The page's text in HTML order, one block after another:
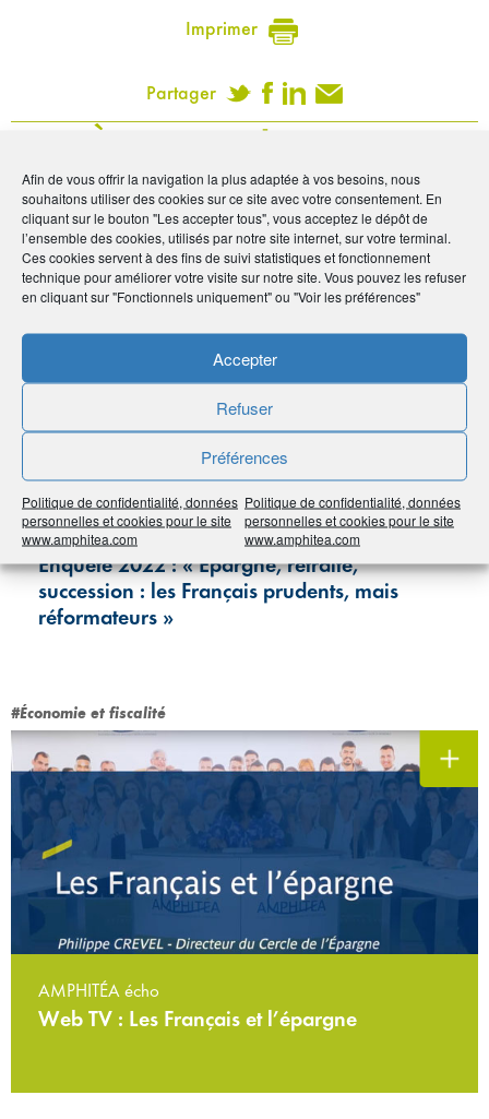
Afin de vous offrir la navigation la plus adaptée à vos besoins, nous
souhaitons utiliser des cookies sur ce site avec votre consentement. En
cliquant sur le bouton "Les accepter tous", vous acceptez le dépôt de
l’ensemble des cookies, utilisés par notre site internet, sur votre terminal.
Ces cookies servent à des fins de suivi statistiques et fonctionnement
technique pour améliorer votre visite sur notre site. Vous pouvez les refuser
en cliquant sur "Fonctionnels uniquement" ou "Voir les préférences"
Accepter
Refuser
Préférences
Politique de confidentialité, données
personnelles et cookies pour le site
www.amphitea.com
Politique de confidentialité, données
personnelles et cookies pour le site
www.amphitea.com
Imprimer
Partager
À voir sur le même
sujet
#Vie de l'Association
Cercle de l'Épargne/AMPHITÉA
Enquête 2022 : « Épargne, retraite,
succession : les Français prudents, mais
réformateurs »
#Économie et fiscalité
AMPHITÉA écho
Web TV : Les Français et l’épargne